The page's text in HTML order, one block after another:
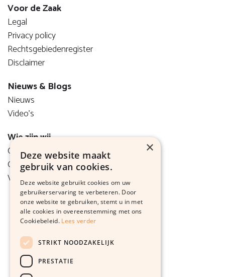
Voor de Zaak
Legal
Privacy policy
Rechtsgebiedenregister
Disclaimer
Nieuws & Blogs
Nieuws
Video's
Wie zijn wij
Onze visie
Ons team
Vacatures
×
Deze website maakt
gebruik van cookies.
Deze website gebruikt cookies om uw
gebruikerservaring te verbeteren. Door
onze website te gebruiken, stemt u in met
alle cookies in overeenstemming met ons
Cookiebeleid. Lees verder
STRIKT NOODZAKELIJK
PRESTATIE